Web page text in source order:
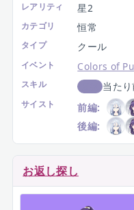
レアリティ 星2
カテゴリ 恒常
タイプ クール
イベント Colors of
スキル 当た
サイスト
前編:
後編:
お返し探し